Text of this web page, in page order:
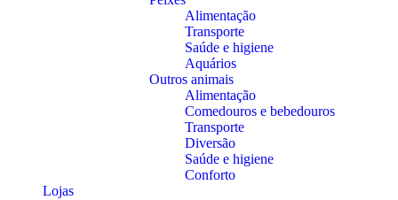
Alimentação
Transporte
Saúde e higiene
Aquários
Outros animais
Alimentação
Comedouros e bebedouros
Transporte
Diversão
Saúde e higiene
Conforto
Lojas